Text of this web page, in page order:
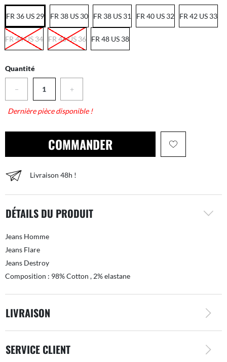
FR 36 US 29 FR 38 US 30 FR 38 US 31 FR 40 US 32 FR 42 US 33
FR 44 US 34 FR 46 US 36 FR 48 US 38
Quantité
− +
Dernière pièce disponible !
COMMANDER
Livraison 48h !
DÉTAILS DU PRODUIT
Jeans Homme
Jeans Flare
Jeans Destroy
Composition : 98% Cotton , 2% elastane
LIVRAISON
SERVICE CLIENT